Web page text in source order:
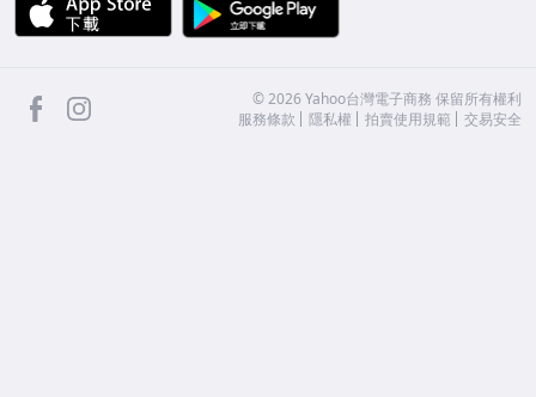
facebook ©2026 Yahoo台灣電子商務 保留所有權利
服務條款
隱私權 拍賣使用規範 交易安全